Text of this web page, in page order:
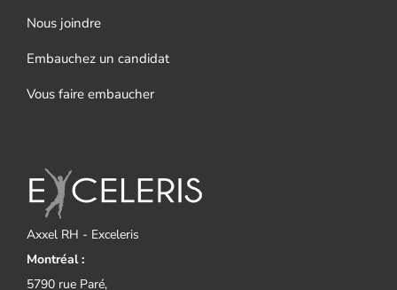
Nous joindre
Embauchez un candidat
Vous faire embaucher
Axxel RH - Exceleris
Montréal :
5790 rue Paré,